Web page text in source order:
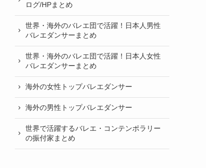
ログ/HPまとめ
世界・海外のバレエ団で活躍！日本人男性
バレエダンサーまとめ
世界・海外のバレエ団で活躍！日本人女性
バレエダンサーまとめ
海外の女性トップバレエダンサー
海外の男性トップバレエダンサー
世界で活躍するバレエ・コンテンポラリー
の振付家まとめ